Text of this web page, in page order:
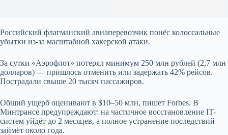
Российский флагманский авиаперевозчик понёс колоссальные
убытки из-за масштабной хакерской атаки.
За сутки «Аэрофлот» потерял минимум 250 млн рублей (2,7 млн
долларов) — пришлось отменить или задержать 42% рейсов.
Пострадали свыше 20 тысяч пассажиров.
Общий ущерб оценивают в $10–50 млн, пишет Forbes. В
Минтрансе предупреждают: на частичное восстановление IT-
систем уйдёт до 2 месяцев, а полное устранение последствий
займёт около года.